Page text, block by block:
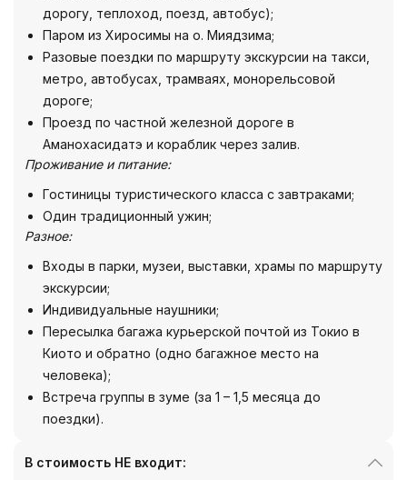
дорогу, теплоход, поезд, автобус);
Паром из Хиросимы на о. Миядзима;
Разовые поездки по маршруту экскурсии на такси,
метро, автобусах, трамваях, монорельсовой
дороге;
Проезд по частной железной дороге в
Аманохасидатэ и кораблик через залив.
Проживание и питание:
Гостиницы туристического класса с завтраками;
Один традиционный ужин;
Разное:
Входы в парки, музеи, выставки, храмы по маршруту
экскурсии;
Индивидуальные наушники;
Пересылка багажа курьерской почтой из Токио в
Киото и обратно (одно багажное место на
человека);
Встреча группы в зуме (за 1 – 1,5 месяца до
поездки).
В стоимость НЕ входит: